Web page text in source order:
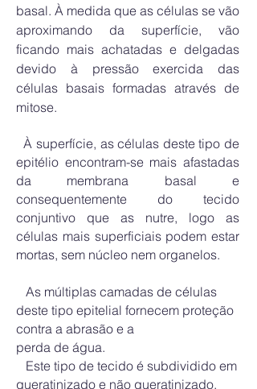
basal. À medida que as células se vão
aproximando da superfície, vão
ficando mais achatadas e delgadas
devido à pressão exercida das
células basais formadas através de
mitose.
À superfície, as células deste tipo de
epitélio encontram-se mais afastadas
da membrana basal e
consequentemente do tecido
conjuntivo que as nutre, logo as
células mais superficiais podem estar
mortas, sem núcleo nem organelos.
As múltiplas camadas de células
deste tipo epitelial fornecem proteção
contra a abrasão e a
perda de água.
Este tipo de tecido é subdividido em
queratinizado e não queratinizado.